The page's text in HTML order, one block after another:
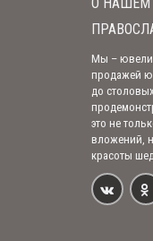
Мы –
продажей
до
это не
вложений,
красоты